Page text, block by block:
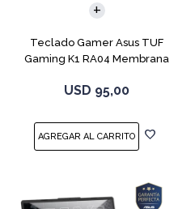
Teclado Gamer Asus TUF
Gaming K1 RA04 Membrana
USD 95,00